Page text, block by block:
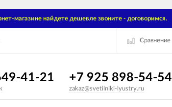
магазине найдете дешевле звоните - договоримся.
Сравнение
41-21 +7 925 898-54-54
zakaz@svetilniki-lyustry.ru